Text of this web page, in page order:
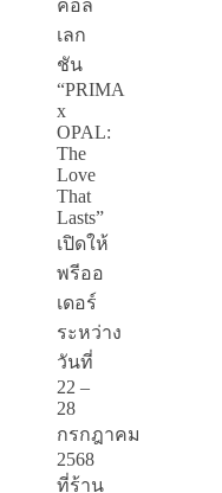
คอล
เลก
ชัน
“PRIMA
x
OPAL:
The
Love
That
Lasts”
เปิดให้
พรีออ
เดอร์
ระหว่าง
วันที่
22 –
28
กรกฎาคม
2568
ที่ร้าน